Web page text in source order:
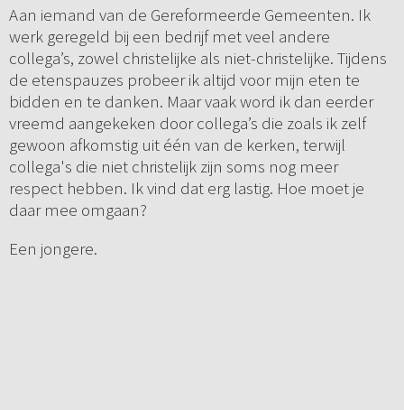
Aan iemand van de Gereformeerde Gemeenten. Ik
werk geregeld bij een bedrijf met veel andere
collega’s, zowel christelijke als niet-christelijke. Tijdens
de etenspauzes probeer ik altijd voor mijn eten te
bidden en te danken. Maar vaak word ik dan eerder
vreemd aangekeken door collega’s die zoals ik zelf
gewoon afkomstig uit één van de kerken, terwijl
collega's die niet christelijk zijn soms nog meer
respect hebben. Ik vind dat erg lastig. Hoe moet je
daar mee omgaan?
Een jongere.